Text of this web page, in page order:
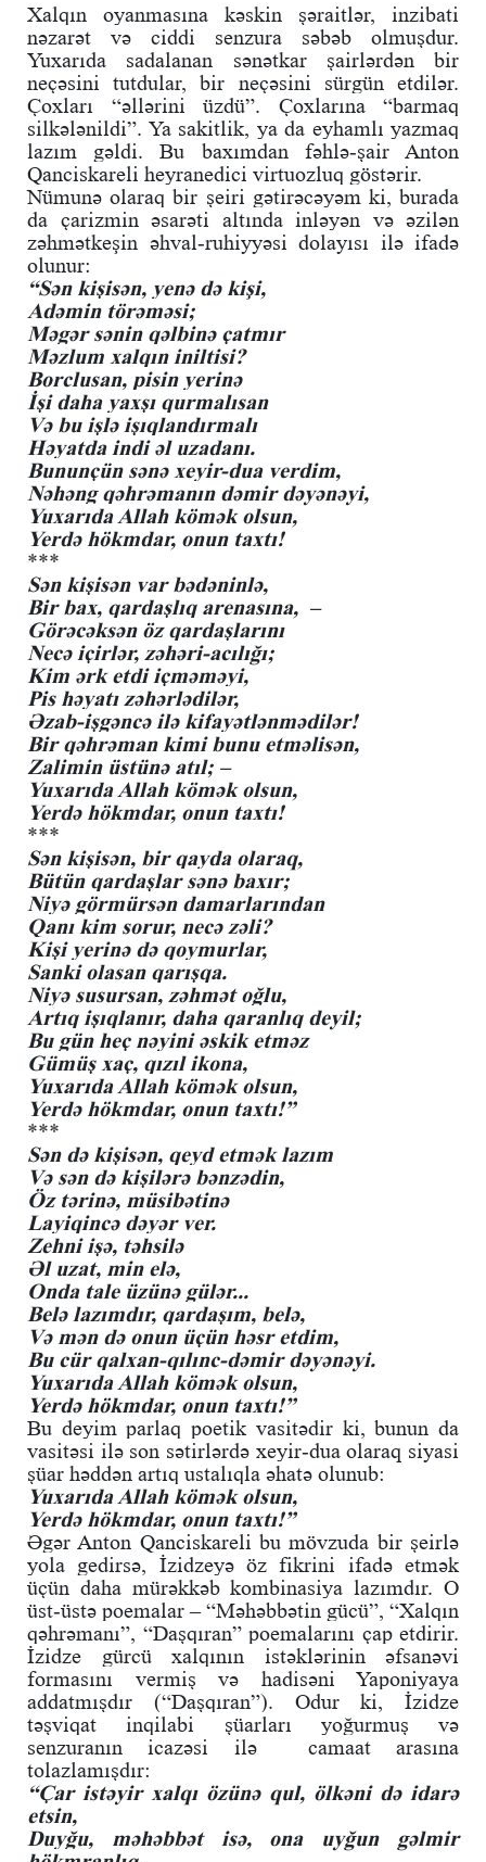
Xalqın oyanmasına kəskin şəraitlər, inzibati
nəzarət və ciddi senzura səbəb olmuşdur.
Yuxarıda sadalanan sənətkar şairlərdən bir
neçəsini tutdular, bir neçəsini sürgün etdilər.
Çoxları “əllərini üzdü”. Çoxlarına “barmaq
silkələnildi”. Ya sakitlik, ya da eyhamlı yazmaq
lazım gəldi. Bu baxımdan fəhlə-şair Anton
Qanciskareli heyranedici virtuozluq göstərir.
Nümunə olaraq bir şeiri gətirəcəyəm ki, burada
da çarizmin əsarəti altında inləyən və əzilən
zəhmətkeşin əhval-ruhiyyəsi dolayısı ilə ifadə
olunur:
“Sən kişisən, yenə də kişi,
Adəmin törəməsi;
Məgər sənin qəlbinə çatmır
Məzlum xalqın iniltisi?
Borclusan, pisin yerinə
İşi daha yaxşı qurmalısan
Və bu işlə işıqlandırmalı
Həyatda indi əl uzadanı.
Bununçün sənə xeyir-dua verdim,
Nəhəng qəhrəmanın dəmir dəyənəyi,
Yuxarıda Allah kömək olsun,
Yerdə hökmdar, onun taxtı!
***
Sən kişisən var bədəninlə,
Bir bax, qardaşlıq arenasına, –
Görəcəksən öz qardaşlarını
Necə içirlər, zəhəri-acılığı;
Kim ərk etdi içməməyi,
Pis həyatı zəhərlədilər,
Əzab-işgəncə ilə kifayətlənmədilər!
Bir qəhrəman kimi bunu etməlisən,
Zalimin üstünə atıl; –
Yuxarıda Allah kömək olsun,
Yerdə hökmdar, onun taxtı!
***
Sən kişisən, bir qayda olaraq,
Bütün qardaşlar sənə baxır;
Niyə görmürsən damarlarından
Qanı kim sorur, necə zəli?
Kişi yerinə də qoymurlar,
Sanki olasan qarışqa.
Niyə susursan, zəhmət oğlu,
Artıq işıqlanır, daha qaranlıq deyil;
Bu gün heç nəyini əskik etməz
Gümüş xaç, qızıl ikona,
Yuxarıda Allah kömək olsun,
Yerdə hökmdar, onun taxtı!”
***
Sən də kişisən, qeyd etmək lazım
Və sən də kişilərə bənzədin,
Öz tərinə, müsibətinə
Layiqincə dəyər ver.
Zehni işə, təhsilə
Əl uzat, min elə,
Onda tale üzünə gülər...
Belə lazımdır, qardaşım, belə,
Və mən də onun üçün həsr etdim,
Bu cür qalxan-qılınc-dəmir dəyənəyi.
Yuxarıda Allah kömək olsun,
Yerdə hökmdar, onun taxtı!”
Bu deyim parlaq poetik vasitədir ki, bunun da
vasitəsi ilə son sətirlərdə xeyir-dua olaraq siyasi
şüar həddən artıq ustalıqla əhatə olunub:
Yuxarıda Allah kömək olsun,
Yerdə hökmdar, onun taxtı!”
Əgər Anton Qanciskareli bu mövzuda bir şeirlə
yola gedirsə, İzidzeyə öz fikrini ifadə etmək
üçün daha mürəkkəb kombinasiya lazımdır. O
üst-üstə poemalar – “Məhəbbətin gücü”, “Xalqın
qəhrəmanı”, “Daşqıran” poemalarını çap etdirir.
İzidze gürcü xalqının istəklərinin əfsanəvi
formasını vermiş və hadisəni Yaponiyaya
addatmışdır (“Daşqıran”). Odur ki, İzidze
təşviqat inqilabi şüarları yoğurmuş və
senzuranın icazəsi ilə camaat arasına
tolazlamışdır:
“Çar istəyir xalqı özünə qul, ölkəni də idarə
etsin,
Duyğu, məhəbbət isə, ona uyğun gəlmir